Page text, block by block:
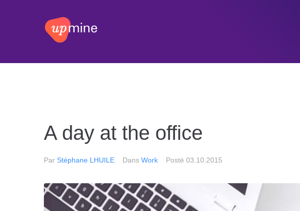
A day at the office
Par Stéphane LHUILE Dans Work Posté 03.10.2015